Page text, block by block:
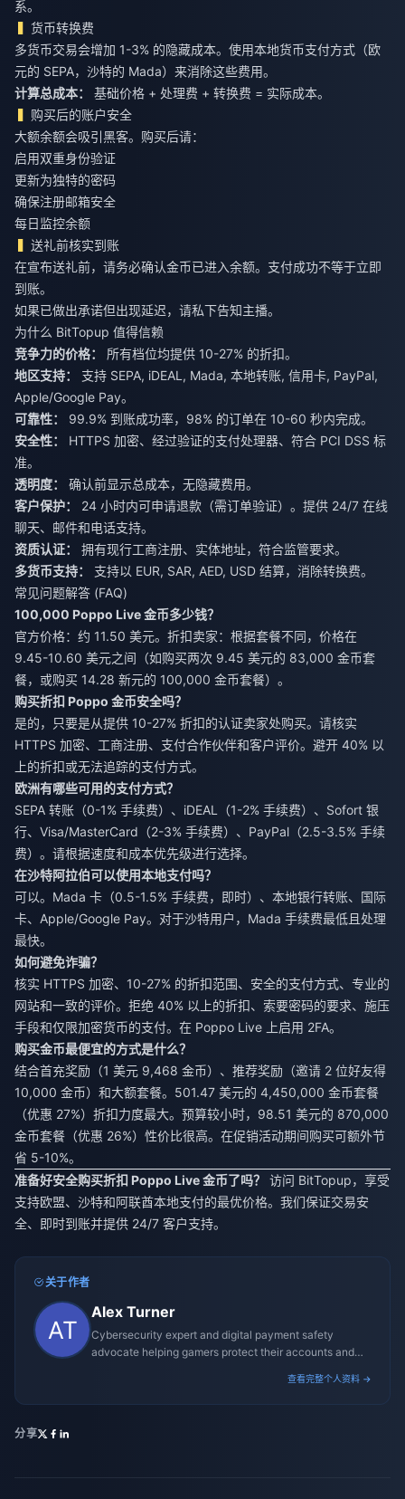
系。
货币转换费
多货币交易会增加 1-3% 的隐藏成本。使用本地货币支付方式（欧
元的 SEPA，沙特的 Mada）来消除这些费用。
计算总成本：
基础价格 + 处理费 + 转换费 = 实际成本。
购买后的账户安全
大额余额会吸引黑客。购买后请：
启用双重身份验证
更新为独特的密码
确保注册邮箱安全
每日监控余额
送礼前核实到账
在宣布送礼前，请务必确认金币已进入余额。支付成功不等于立即
到账。
如果已做出承诺但出现延迟，请私下告知主播。
为什么 BitTopup 值得信赖
竞争力的价格：
所有档位均提供 10-27% 的折扣。
地区支持：
支持 SEPA, iDEAL, Mada, 本地转账, 信用卡, PayPal,
Apple/Google Pay。
可靠性：
99.9% 到账成功率，98% 的订单在 10-60 秒内完成。
安全性：
HTTPS 加密、经过验证的支付处理器、符合 PCI DSS 标
准。
透明度：
确认前显示总成本，无隐藏费用。
客户保护：
24 小时内可申请退款（需订单验证）。提供 24/7 在线
聊天、邮件和电话支持。
资质认证：
拥有现行工商注册、实体地址，符合监管要求。
多货币支持：
支持以 EUR, SAR, AED, USD 结算，消除转换费。
常见问题解答 (FAQ)
100,000 Poppo Live 金币多少钱？
官方价格：约 11.50 美元。折扣卖家：根据套餐不同，价格在
9.45-10.60 美元之间（如购买两次 9.45 美元的 83,000 金币套
餐，或购买 14.28 新元的 100,000 金币套餐）。
购买折扣 Poppo 金币安全吗？
是的，只要是从提供 10-27% 折扣的认证卖家处购买。请核实
HTTPS 加密、工商注册、支付合作伙伴和客户评价。避开 40% 以
上的折扣或无法追踪的支付方式。
欧洲有哪些可用的支付方式？
SEPA 转账（0-1% 手续费）、iDEAL（1-2% 手续费）、Sofort 银
行、Visa/MasterCard（2-3% 手续费）、PayPal（2.5-3.5% 手续
费）。请根据速度和成本优先级进行选择。
在沙特阿拉伯可以使用本地支付吗？
可以。Mada 卡（0.5-1.5% 手续费，即时）、本地银行转账、国际
卡、Apple/Google Pay。对于沙特用户，Mada 手续费最低且处理
最快。
如何避免诈骗？
核实 HTTPS 加密、10-27% 的折扣范围、安全的支付方式、专业的
网站和一致的评价。拒绝 40% 以上的折扣、索要密码的要求、施压
手段和仅限加密货币的支付。在 Poppo Live 上启用 2FA。
购买金币最便宜的方式是什么？
结合首充奖励（1 美元 9,468 金币）、推荐奖励（邀请 2 位好友得
10,000 金币）和大额套餐。501.47 美元的 4,450,000 金币套餐
（优惠 27%）折扣力度最大。预算较小时，98.51 美元的 870,000
金币套餐（优惠 26%）性价比很高。在促销活动期间购买可额外节
省 5-10%。
准备好安全购买折扣 Poppo Live 金币了吗？
访问 BitTopup，享受
支持欧盟、沙特和阿联酋本地支付的最优价格。我们保证交易安
全、即时到账并提供 24/7 客户支持。
关于作者
Alex Turner
Cybersecurity expert and digital payment safety
advocate helping gamers protect their accounts and
查看完整个人资料 →
分享